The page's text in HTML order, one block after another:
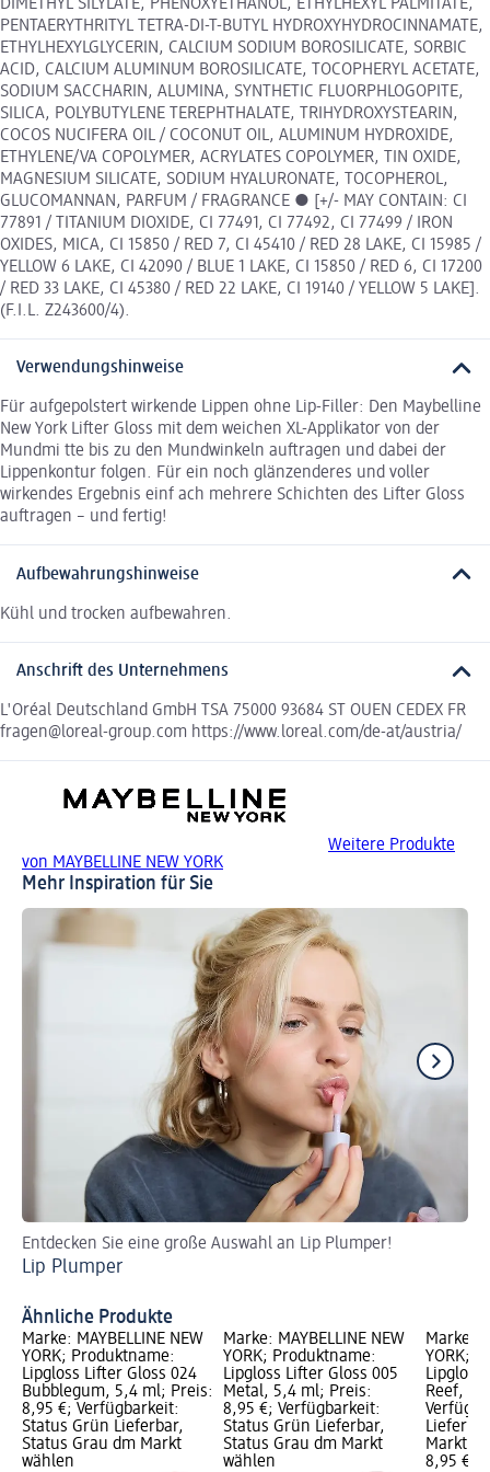
DIMETHYL SILYLATE, PHENOXYETHANOL, ETHYLHEXYL PALMITATE,
PENTAERYTHRITYL TETRA-DI-T-BUTYL HYDROXYHYDROCINNAMATE,
ETHYLHEXYLGLYCERIN, CALCIUM SODIUM BOROSILICATE, SORBIC
ACID, CALCIUM ALUMINUM BOROSILICATE, TOCOPHERYL ACETATE,
SODIUM SACCHARIN, ALUMINA, SYNTHETIC FLUORPHLOGOPITE,
SILICA, POLYBUTYLENE TEREPHTHALATE, TRIHYDROXYSTEARIN,
COCOS NUCIFERA OIL / COCONUT OIL, ALUMINUM HYDROXIDE,
ETHYLENE/VA COPOLYMER, ACRYLATES COPOLYMER, TIN OXIDE,
MAGNESIUM SILICATE, SODIUM HYALURONATE, TOCOPHEROL,
GLUCOMANNAN, PARFUM / FRAGRANCE ● [+/- MAY CONTAIN: CI
77891 / TITANIUM DIOXIDE, CI 77491, CI 77492, CI 77499 / IRON
OXIDES, MICA, CI 15850 / RED 7, CI 45410 / RED 28 LAKE, CI 15985 /
YELLOW 6 LAKE, CI 42090 / BLUE 1 LAKE, CI 15850 / RED 6, CI 17200
/ RED 33 LAKE, CI 45380 / RED 22 LAKE, CI 19140 / YELLOW 5 LAKE].
(F.I.L. Z243600/4).
Verwendungshinweise
Für aufgepolstert wirkende Lippen ohne Lip-Filler: Den Maybelline
New York Lifter Gloss mit dem weichen XL-Applikator von der
Mundmi tte bis zu den Mundwinkeln auftragen und dabei der
Lippenkontur folgen. Für ein noch glänzenderes und voller
wirkendes Ergebnis einf ach mehrere Schichten des Lifter Gloss
auftragen – und fertig!
Aufbewahrungshinweise
Kühl und trocken aufbewahren.
Anschrift des Unternehmens
L'Oréal Deutschland GmbH TSA 75000 93684 ST OUEN CEDEX FR
fragen@loreal-group.com https://www.loreal.com/de-at/austria/
Weitere Produkte
von MAYBELLINE NEW YORK
Mehr Inspiration für Sie
Entdecken Sie eine große Auswahl an Lip Plumper!
Lip Plumper
Ähnliche Produkte
Marke: MAYBELLINE NEW
YORK; Produktname:
Lipgloss Lifter Gloss 024
Bubblegum, 5,4 ml; Preis:
8,95 €; Verfügbarkeit:
Status Grün Lieferbar,
Status Grau dm Markt
wählen
Marke: MAYBELLINE NEW
YORK; Produktname:
Lipgloss Lifter Gloss 005
Metal, 5,4 ml; Preis:
8,95 €; Verfügbarkeit:
Status Grün Lieferbar,
Status Grau dm Markt
wählen
Marke:
YORK;
Lipgloss
Reef,
Markt
8,95 €